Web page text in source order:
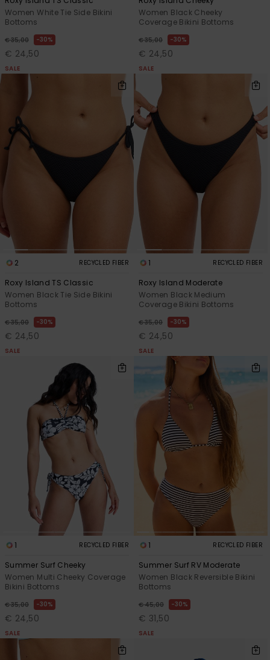
Women White Tie Side Bikini
Bottoms
€ 35,00 30%
€ 24,50
SALE
Women Black Cheeky
Coverage Bikini Bottoms
€ 35,00 30%
€ 24,50
SALE
2 RECYCLED FIBER
Roxy Island TS Classic
Women Black Tie Side Bikini
Bottoms
€ 35,00 30%
€ 24,50
SALE
1 RECYCLED FIBER
Roxy Island Moderate
Women Black Medium
Coverage Bikini Bottoms
€ 35,00 30%
€ 24,50
SALE
1 RECYCLED FIBER
Summer Surf Cheeky
Women Multi Cheeky Coverage
Bikini Bottoms
€ 35,00 30%
€ 24,50
SALE
1 RECYCLED FIBER
Summer Surf RV Moderate
Women Black Reversible Bikini
Bottoms
€ 45,00 30%
€ 31,50
SALE